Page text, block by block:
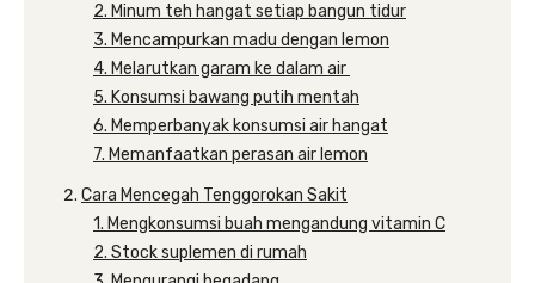
2. Minum teh hangat setiap bangun tidur
3. Mencampurkan madu dengan lemon
4. Melarutkan garam ke dalam air
5. Konsumsi bawang putih mentah
6. Memperbanyak konsumsi air hangat
7. Memanfaatkan perasan air lemon
Cara Mencegah Tenggorokan Sakit
1. Mengkonsumsi buah mengandung vitamin C
2. Stock suplemen di rumah